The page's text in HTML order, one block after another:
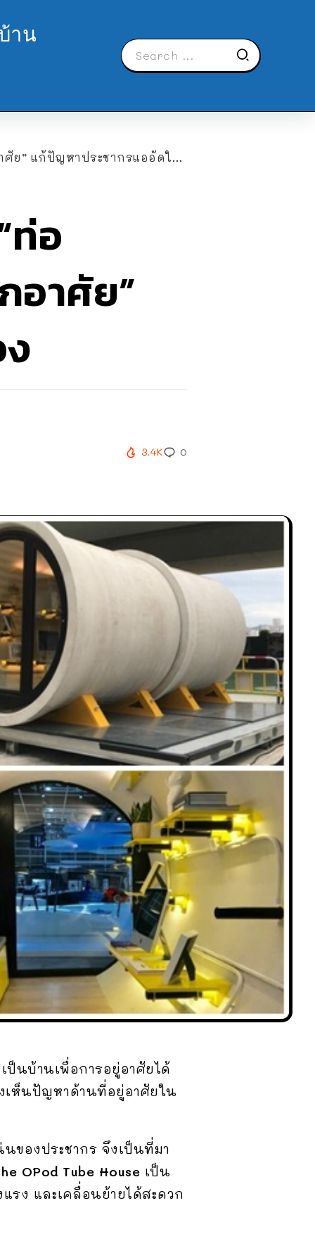
าน
ก้ปัญหาประชากรแออัดในเมือง
ท่อ
อาศัย”
3.4K 0
ป็นบ้านเพื่อการอยู่อาศัยได้
เห็นปัญหาด้านที่อยู่อาศัยใน
ของประชากร จึงเป็นที่มา
OPod Tube House เป็น
รง และเคลื่อนย้ายได้สะดวก